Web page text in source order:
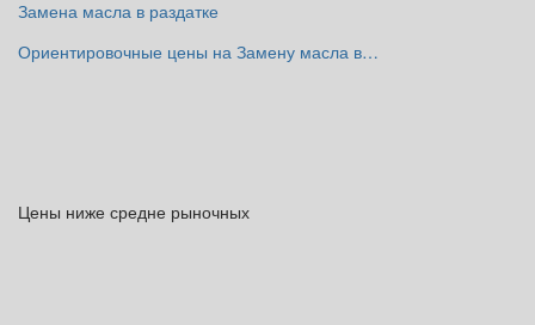
Замена масла в раздатке
Ориентировочные цены на Замену масла в…
Цены ниже средне рыночных